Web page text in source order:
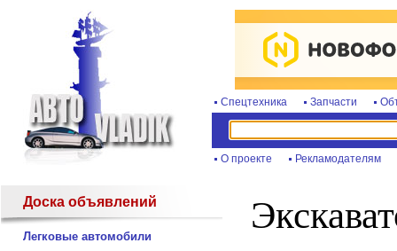
Спецтехника Запчасти
О проекте Рекламодателям
Доска объявлений
Легковые автомобили